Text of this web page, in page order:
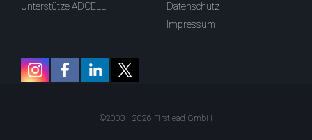
Unterstütze ADCELL
Datenschutz
Impressum
©2003 - 2026 Firstlead GmbH